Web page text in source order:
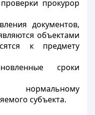
прокурор
документов,
объектами
к предмету
сроки
нормальному
субъекта.